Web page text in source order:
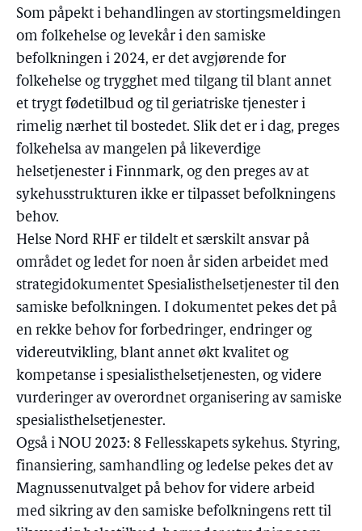
Som påpekt i behandlingen av stortingsmeldingen
om folkehelse og levekår i den samiske
befolkningen i 2024, er det avgjørende for
folkehelse og trygghet med tilgang til blant annet
et trygt fødetilbud og til geriatriske tjenester i
rimelig nærhet til bostedet. Slik det er i dag, preges
folkehelsa av mangelen på likeverdige
helsetjenester i Finnmark, og den preges av at
sykehusstrukturen ikke er tilpasset befolkningens
behov.
Helse Nord RHF er tildelt et særskilt ansvar på
området og ledet for noen år siden arbeidet med
strategidokumentet Spesialisthelsetjenester til den
samiske befolkningen. I dokumentet pekes det på
en rekke behov for forbedringer, endringer og
videreutvikling, blant annet økt kvalitet og
kompetanse i spesialisthelsetjenesten, og videre
vurderinger av overordnet organisering av samiske
spesialisthelsetjenester.
Også i NOU 2023: 8 Fellesskapets sykehus. Styring,
finansiering, samhandling og ledelse pekes det av
Magnussenutvalget på behov for videre arbeid
med sikring av den samiske befolkningens rett til